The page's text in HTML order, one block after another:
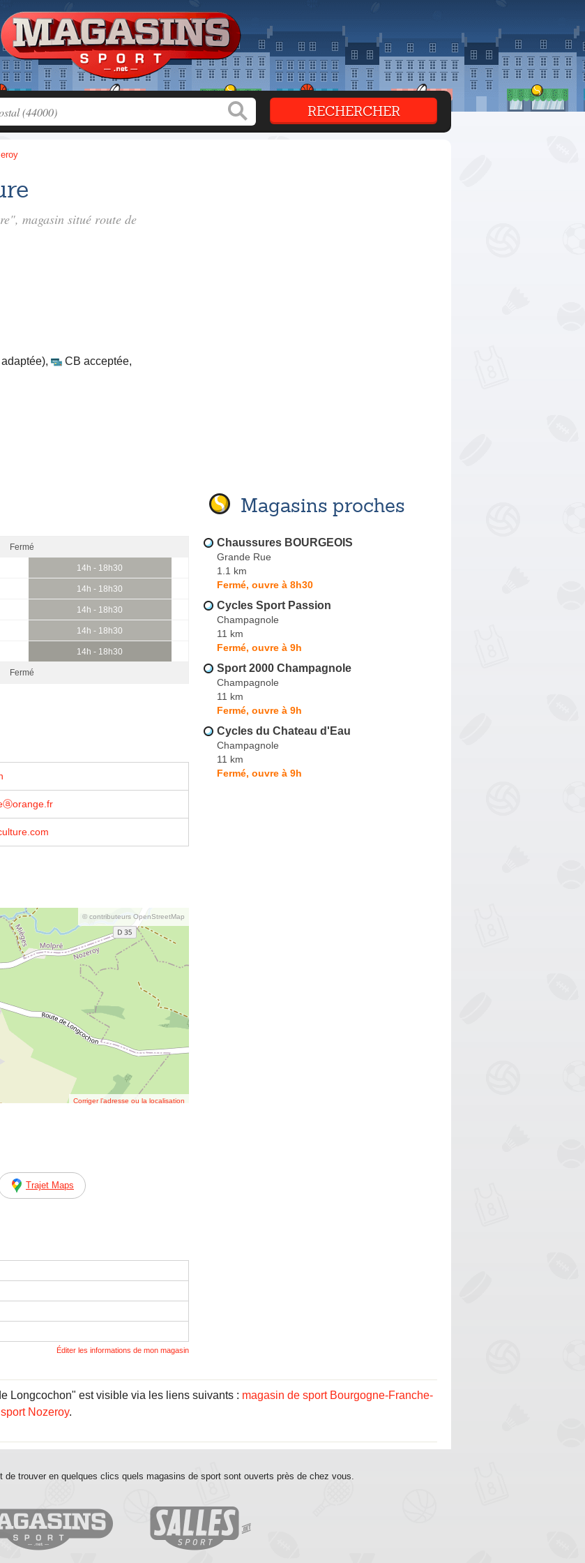
magasin situé route de
, CB acceptée,
Fermé
14h - 18h30
14h - 18h30
14h - 18h30
14h - 18h30
14h - 18h30
Fermé
© contributeurs OpenStreetMap
Corriger l’adresse ou la localisation
Trajet Maps
Éditer les informations de mon magasin
Magasins proches
Chaussures BOURGEOIS
Grande Rue
1.1 km
Fermé, ouvre à 8h30
Cycles Sport Passion
Champagnole
11 km
Fermé, ouvre à 9h
Sport 2000 Champagnole
Champagnole
11 km
Fermé, ouvre à 9h
Cycles du Chateau d'Eau
Champagnole
11 km
Fermé, ouvre à 9h
Longcochon" est visible via les liens suivants : magasin de sport Bourgogne-Franche-
Nozeroy.
de trouver en quelques clics quels magasins de sport sont ouverts près de chez vous.